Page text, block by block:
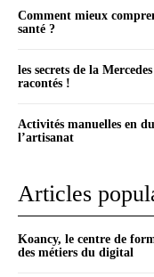
Comment mieux
santé ?
les secrets de la
racontés !
Activités manuelles en
l’artisanat
Articles
Koancy, le centre de
des métiers du digital